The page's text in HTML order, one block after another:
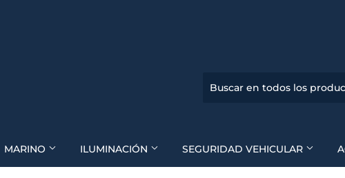
MARINO ILUMINACIÓN SEGURIDAD VEHICULAR